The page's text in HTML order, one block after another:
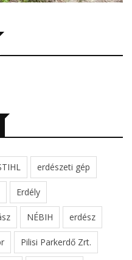
erdészeti gép
Erdély
NÉBIH erdész
Pilisi Parkerdő Zrt.